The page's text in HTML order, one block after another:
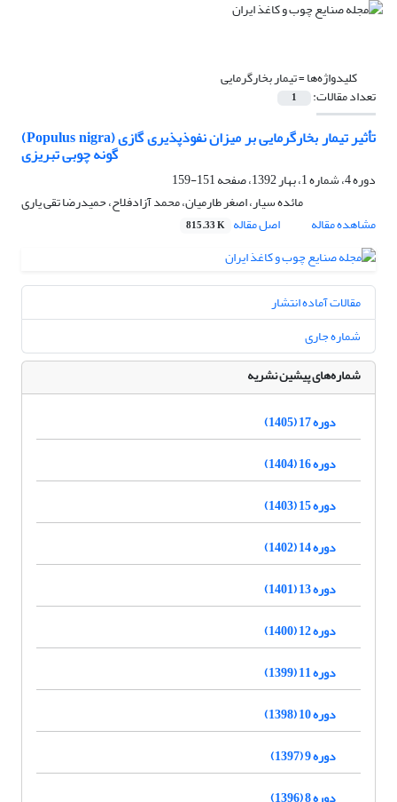
کلیدواژه‌ها =تیمار بخارگرمایی
تعداد مقالات: 1
(Populus nigra) تأثیر تیمار بخارگرمایی بر میزان نفوذپذیری گازی
گونه چوبی تبریزی
دوره 4، شماره 1، بهار 1392، صفحه
151-159
مائده سیار، اصغر طارمیان، محمد آزادفلاح، حمیدرضا تقی یاری
مشاهده مقاله
اصل مقاله 815.33 K
مقالات آماده انتشار
شماره جاری
شماره‌های پیشین نشریه
دوره 17 (1405)
دوره 16 (1404)
دوره 15 (1403)
دوره 14 (1402)
دوره 13 (1401)
دوره 12 (1400)
دوره 11 (1399)
دوره 10 (1398)
دوره 9 (1397)